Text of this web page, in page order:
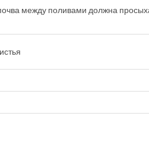
между поливами должна